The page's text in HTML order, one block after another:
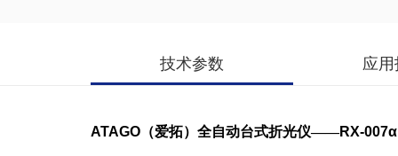
技术参数 应
ATAGO （爱拓）全自动台式折光仪——RX-007α